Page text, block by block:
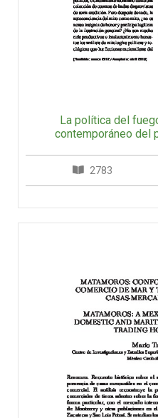
La política del
contemporáneo del
2783